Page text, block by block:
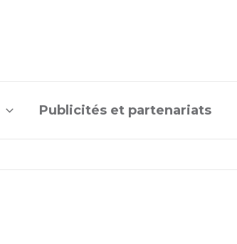
Publicités et partenariats